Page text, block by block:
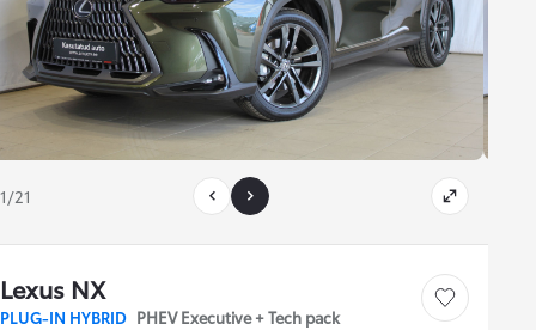
1/21
Lexus NX
PLUG-IN HYBRID PHEV Executive + Tech pack
Salvesta